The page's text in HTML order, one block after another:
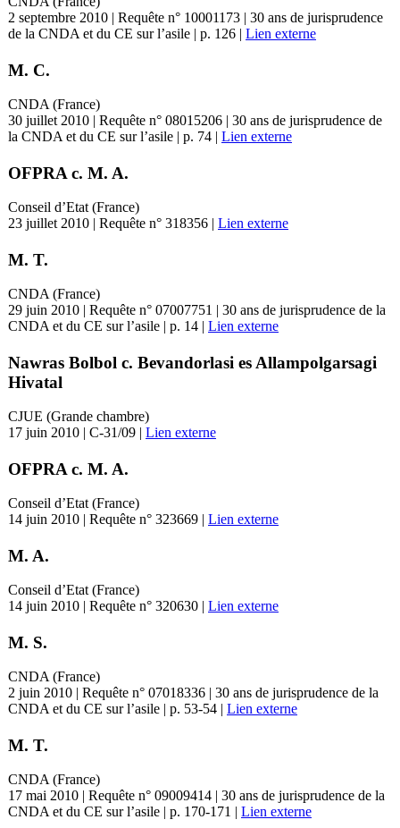
2 septembre 2010 | Requête n° 10001173 | 30 ans de jurisprudence
de la CNDA et du CE sur l’asile | p. 126 | Lien externe
M. C.
CNDA (France)
30 juillet 2010 | Requête n° 08015206 | 30 ans de jurisprudence de
la CNDA et du CE sur l’asile | p. 74 | Lien externe
OFPRA c. M. A.
Conseil d’Etat (France)
23 juillet 2010 | Requête n° 318356 | Lien externe
M. T.
CNDA (France)
29 juin 2010 | Requête n° 07007751 | 30 ans de jurisprudence de la
CNDA et du CE sur l’asile | p. 14 | Lien externe
Nawras Bolbol c. Bevandorlasi es Allampolgarsagi
Hivatal
CJUE (Grande chambre)
17 juin 2010 | C-31/09 | Lien externe
OFPRA c. M. A.
Conseil d’Etat (France)
14 juin 2010 | Requête n° 323669 | Lien externe
M. A.
Conseil d’Etat (France)
14 juin 2010 | Requête n° 320630 | Lien externe
M. S.
CNDA (France)
2 juin 2010 | Requête n° 07018336 | 30 ans de jurisprudence de la
CNDA et du CE sur l’asile | p. 53-54 | Lien externe
M. T.
CNDA (France)
17 mai 2010 | Requête n° 09009414 | 30 ans de jurisprudence de la
CNDA et du CE sur l’asile | p. 170-171 | Lien externe